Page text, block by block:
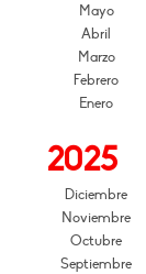
Mayo
Abril
Marzo
Febrero
Enero
2025
Diciembre
Noviembre
Octubre
Septiembre